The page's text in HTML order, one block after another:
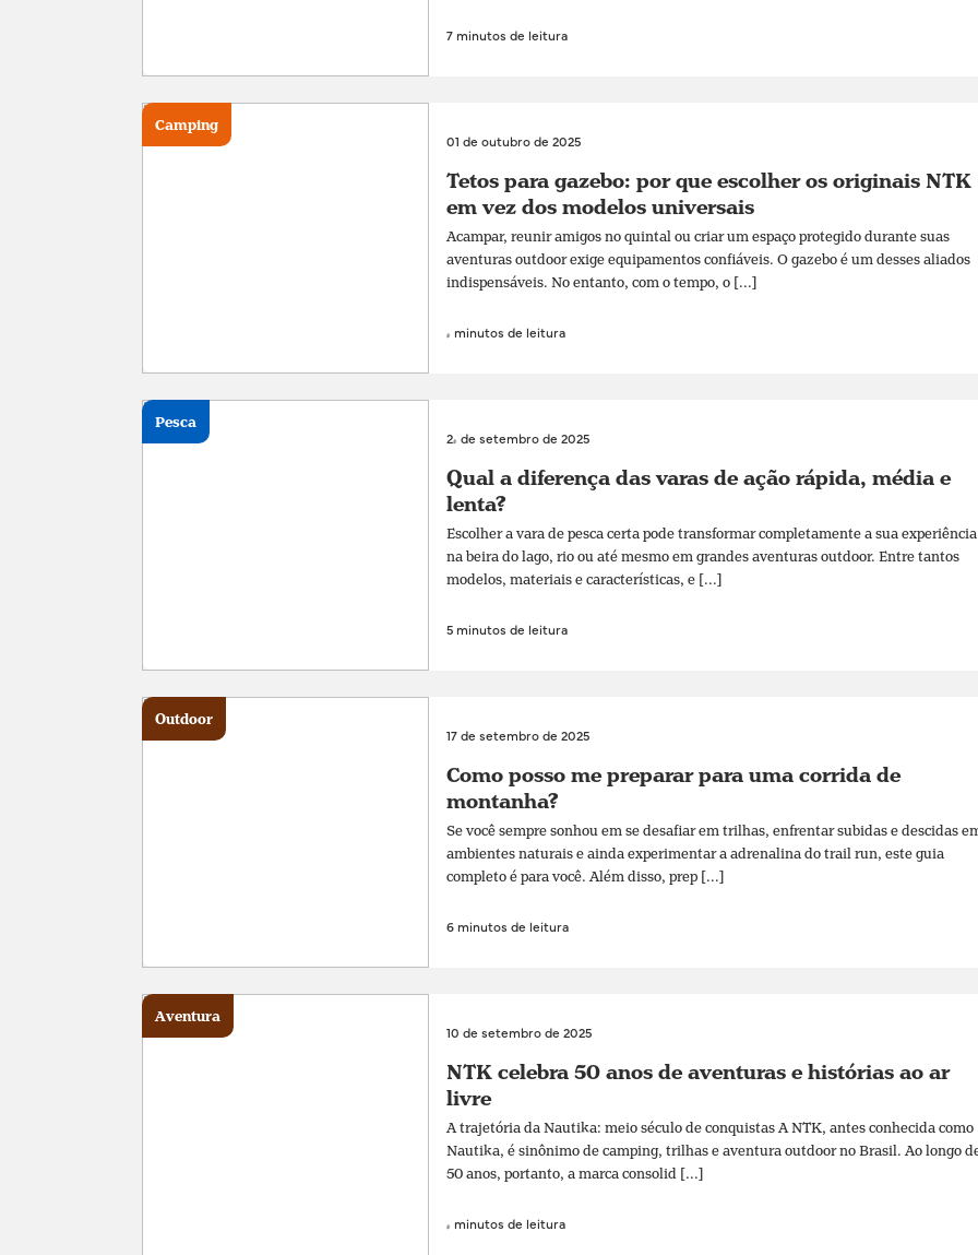
7 minutos de leitura
01 de outubro de 2025
Tetos para gazebo: por que escolher os originais NTK
em vez dos modelos universais
Acampar, reunir amigos no quintal ou criar um espaço protegido durante suas
aventuras outdoor exige equipamentos confiáveis. O gazebo é um desses aliados
indispensáveis. No entanto, com o tempo, o [...]
4 minutos de leitura
Camping
24 de setembro de 2025
Qual a diferença das varas de ação rápida, média e
lenta?
Escolher a vara de pesca certa pode transformar completamente a sua experiência
na beira do lago, rio ou até mesmo em grandes aventuras outdoor. Entre tantos
modelos, materiais e características, e [...]
5 minutos de leitura
Pesca
17 de setembro de 2025
Como posso me preparar para uma corrida de
montanha?
Se você sempre sonhou em se desafiar em trilhas, enfrentar subidas e descidas
ambientes naturais e ainda experimentar a adrenalina do trail run, este guia
completo é para você. Além disso, prep [...]
6 minutos de leitura
Outdoor
10 de setembro de 2025
NTK celebra 50 anos de aventuras e histórias ao ar
livre
A trajetória da Nautika: meio século de conquistas A NTK, antes conhecida como
Nautika, é sinônimo de camping, trilhas e aventura outdoor no Brasil. Ao longo
50 anos, portanto, a marca consolid [...]
4 minutos de leitura
Aventura